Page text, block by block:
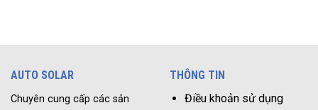
AUTO SOLAR
Chuyên cung cấp các sản
THÔNG TIN
Điều khoản sử dụng